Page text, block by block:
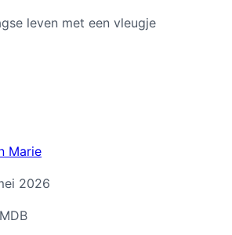
leven met een vleugje
Marie
2026